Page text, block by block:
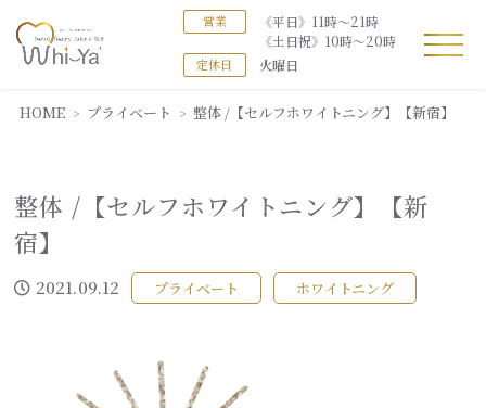
営業
《平日》11時～21時
《土日祝》10時～20時
定休日 火曜日
HOME プライベート 整体 /【セルフホワイトニング】【新宿】
整体 /【セルフホワイトニング】【新
宿】
2021.09.12 プライベート ホワイトニング